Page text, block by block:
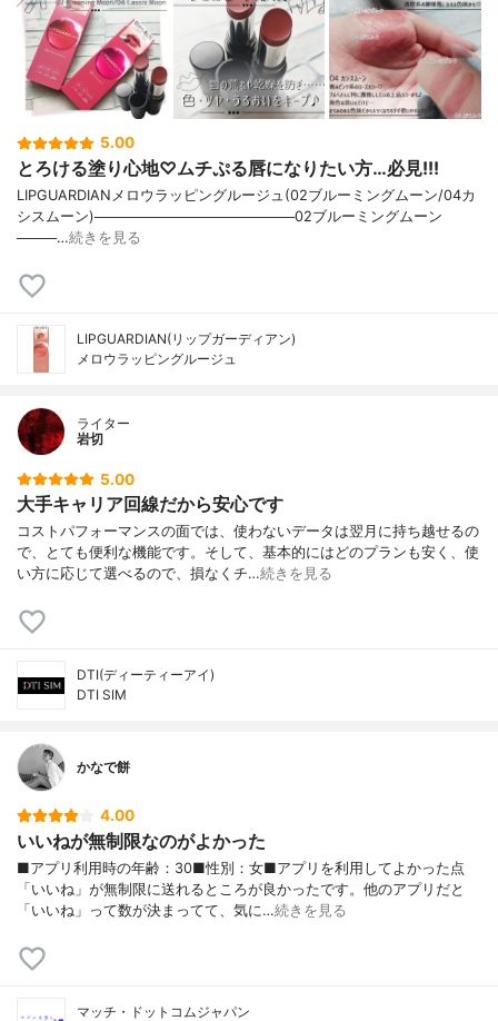
5.00
とろける塗り心地♡ムチぷる唇になりたい方…必見!!!
LIPGUARDIANメロウラッピングルージュ(02ブルーミングムーン/04カ
シスムーン)────────────────────02ブルーミングムーン
────…続きを見る
LIPGUARDIAN(リップガーディアン)
メロウラッピングルージュ
ライター
岩切
5.00
大手キャリア回線だから安心です
コストパフォーマンスの面では、使わないデータは翌月に持ち越せるの
で、とても便利な機能です。そして、基本的にはどのプランも安く、使
い方に応じて選べるので、損なくチ…続きを見る
DTI(ディーティーアイ)
DTI SIM
かなで餅
4.00
いいねが無制限なのがよかった
■アプリ利用時の年齢：30■性別：女■アプリを利用してよかった点
「いいね」が無制限に送れるところが良かったです。他のアプリだと
「いいね」って数が決まってて、気に…続きを見る
マッチ・ドットコムジャパン